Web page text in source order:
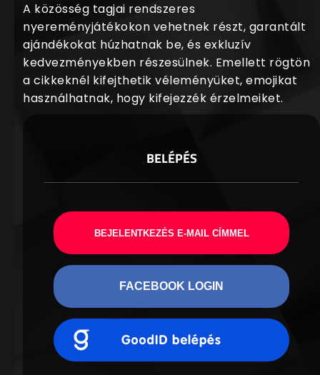
A közösség tagjai rendszeres
nyereményjátékokon vehetnek részt, garantált
ajándékokat húzhatnak be, és exkluzív
kedvezményekben részesülnek. Emellett rögtön
a cikkeknél kifejthetik véleményüket, emojikat
használhatnak, hogy kifejezzék érzelmeiket.
BELÉPÉS
BEJELENTKEZÉS E-MAIL CÍMMEL
FACEBOOK LOGIN